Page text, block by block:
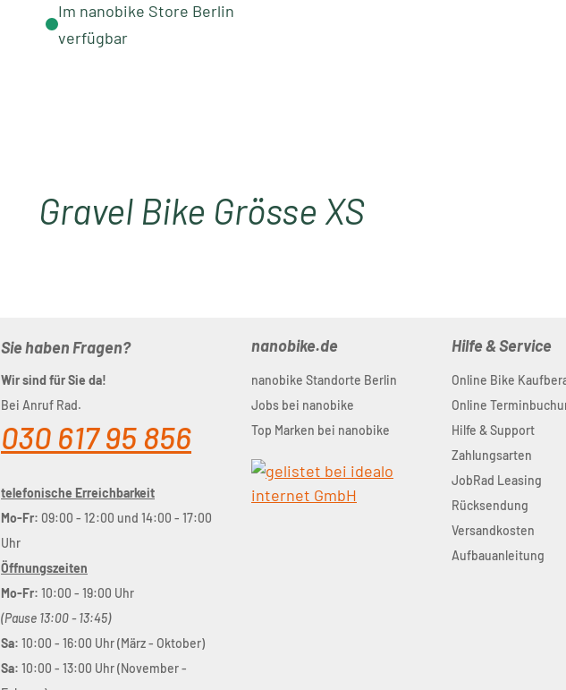
Im nanobike Store Berlin
verfügbar
Gravel Bike Grösse XS
Sie haben Fragen?
Wir sind für Sie da!
Bei Anruf Rad.
030 617 95 856
telefonische Erreichbarkeit
Mo-Fr: 09:00 - 12:00 und 14:00 - 17:00
Uhr
Öffnungszeiten
Mo-Fr: 10:00 - 19:00 Uhr
(Pause 13:00 - 13:45)
Sa: 10:00 - 16:00 Uhr (März - Oktober)
Sa: 10:00 - 13:00 Uhr (November -
nanobike.de
nanobike Standorte Berlin
Jobs bei nanobike
Top Marken bei nanobike
Hilfe & Service
Online Bike
Online
Hilfe & Support
Zahlungsarten
JobRad Leasing
Rücksendung
Versandkosten
Aufbauanleitung